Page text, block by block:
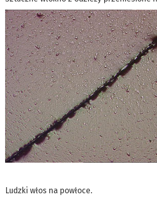
Ludzki włos na powłoce.